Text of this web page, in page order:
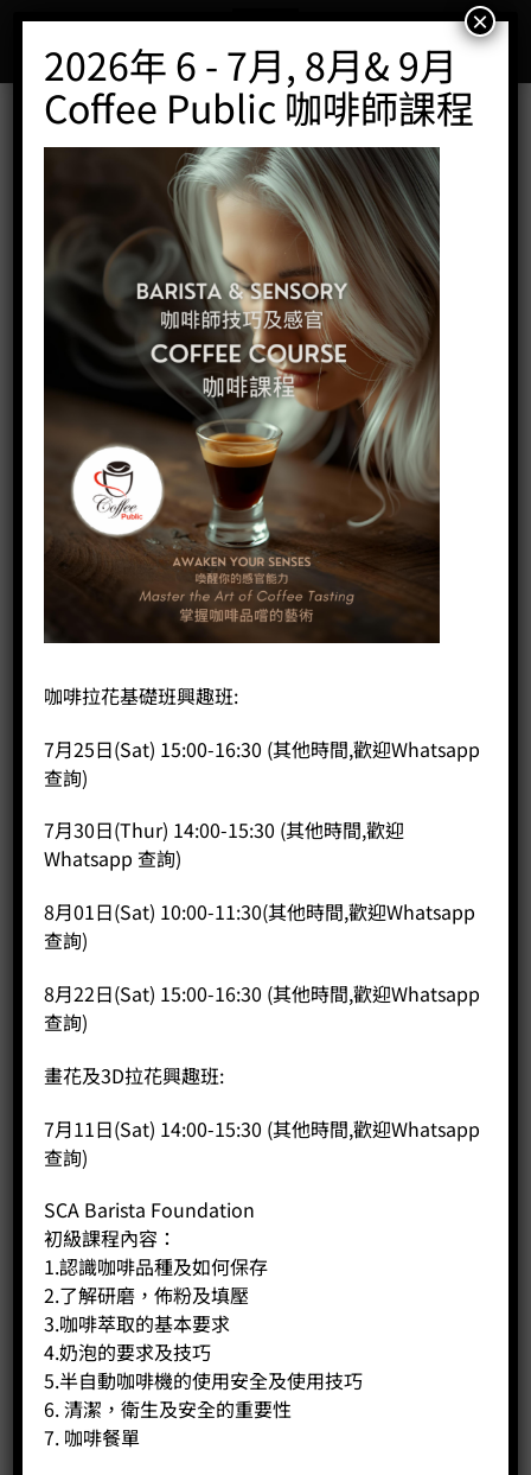
content
HK$740.00
顏色：淺藍/黑/白
分類：手沖咖啡
商品說明
尺寸：38Lx15Wx21Hcm
重量：2.25kg
相關商品
2026年 6 - 7月, 8月& 9月
Coffee Public 咖啡師課程
咖啡拉花基礎班興趣班:
7月25日(Sat) 15:00-16:30 (其他時間,歡迎Whatsapp
查詢)
7月30日(Thur) 14:00-15:30 (其他時間,歡迎
Whatsapp 查詢)
8月01日(Sat) 10:00-11:30(其他時間,歡迎Whatsapp
查詢)
8月22日(Sat) 15:00-16:30 (其他時間,歡迎Whatsapp
查詢)
畫花及3D拉花興趣班:
7月11日(Sat) 14:00-15:30 (其他時間,歡迎Whatsapp
查詢)
SCA Barista Foundation
初級課程內容：
1.認識咖啡品種及如何保存
2.了解研磨，佈粉及填壓
3.咖啡萃取的基本要求
4.奶泡的要求及技巧
5.半自動咖啡機的使用安全及使用技巧
6. 清潔，衛生及安全的重要性
7. 咖啡餐單
×